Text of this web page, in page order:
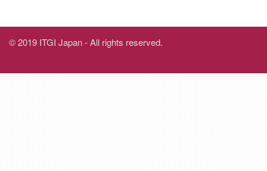
© 2019 ITGI Japan - All rights reserved.